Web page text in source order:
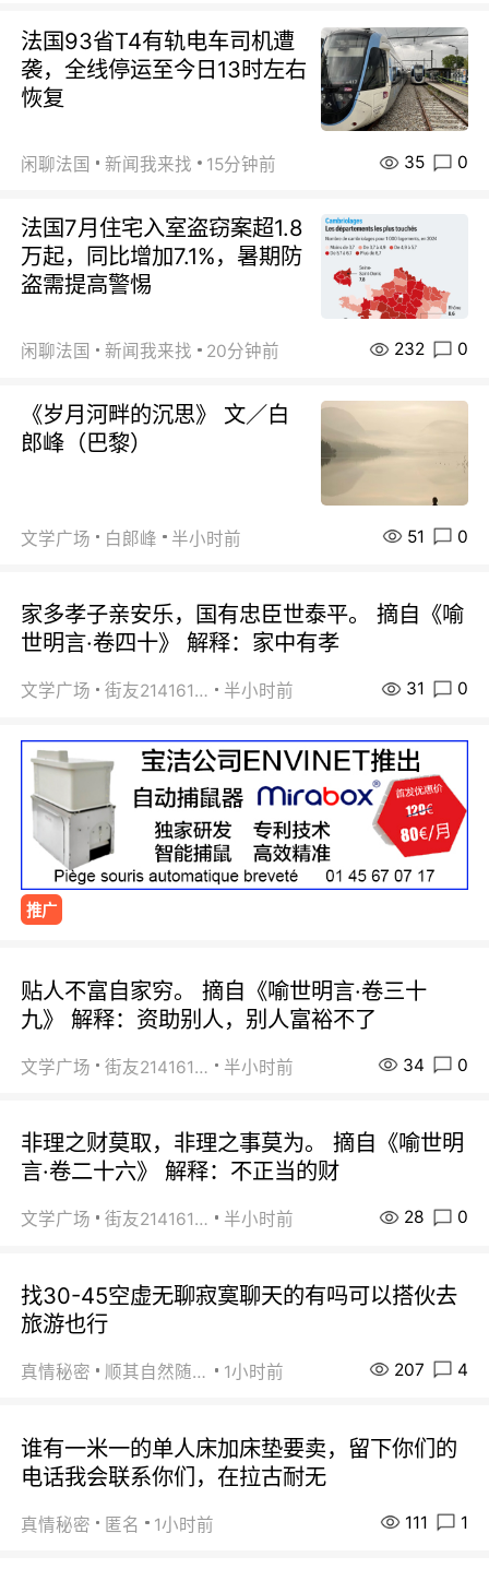
法国93省T4有轨电车司机遭
袭，全线停运至今日13时左右
恢复
闲聊法国 新闻我来找 15分钟前 35 0
法国7月住宅入室盗窃案超1.8
万起，同比增加7.1%，暑期防
盗需提高警惕
闲聊法国 新闻我来找 20分钟前 232 0
《岁月河畔的沉思》 文／白
郎峰（巴黎）
文学广场 白郞峰 半小时前 51 0
家多孝子亲安乐，国有忠臣世泰平。 摘自《喻
世明言·卷四十》 解释：家中有孝
文学广场 街友21416156 半小时前 31 0
推广
贴人不富自家穷。 摘自《喻世明言·卷三十
九》 解释：资助别人，别人富裕不了
文学广场 街友21416156 半小时前 34 0
非理之财莫取，非理之事莫为。 摘自《喻世明
言·卷二十六》 解释：不正当的财
文学广场 街友21416156 半小时前 28 0
找30-45空虚无聊寂寞聊天的有吗可以搭伙去
旅游也行
真情秘密 顺其自然随缘 1小时前 207 4
谁有一米一的单人床加床垫要卖，留下你们的
电话我会联系你们，在拉古耐无
真情秘密 匿名 1小时前 111 1